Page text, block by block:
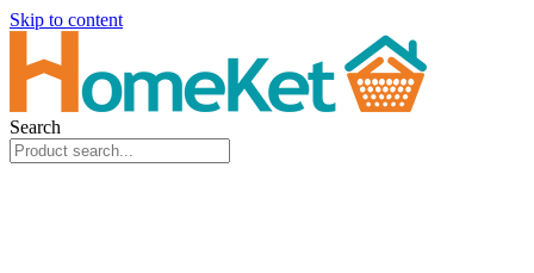
Skip to content
Search